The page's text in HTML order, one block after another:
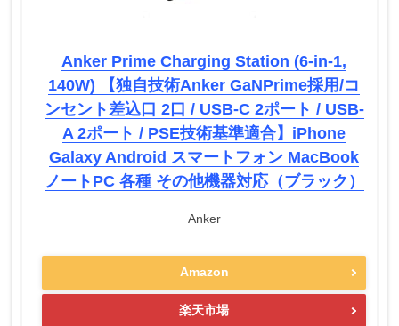
Anker Prime Charging Station (6-in-1,
140W) 【独自技術Anker GaNPrime採用/コ
ンセント差込口 2口 / USB-C 2ポート / USB-
A 2ポート / PSE技術基準適合】iPhone
Galaxy Android スマートフォン MacBook
ノートPC 各種 その他機器対応（ブラック）
Anker
Amazon
楽天市場